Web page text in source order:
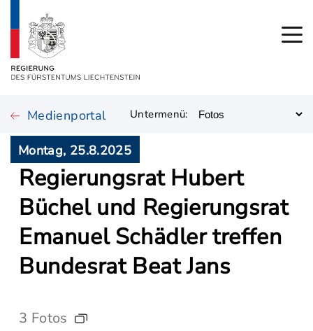
Medienportal Untermenü:
Montag, 25.8.2025
Regierungsrat Hubert
Büchel und Regierungsrat
Emanuel Schädler treffen
Bundesrat Beat Jans
3 Fotos